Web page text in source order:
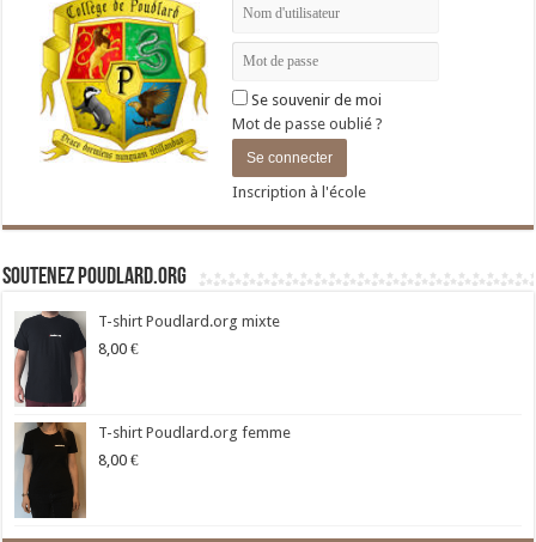
Se souvenir de moi
Mot de passe oublié ?
Inscription à l'école
Soutenez Poudlard.org
T-shirt Poudlard.org mixte
8,00 €
T-shirt Poudlard.org femme
8,00 €